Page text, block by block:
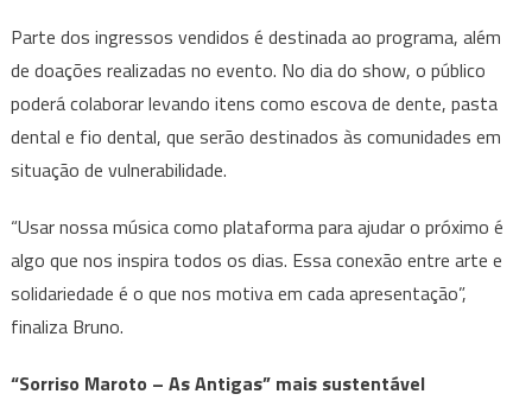
Parte dos ingressos vendidos é destinada ao programa, além
de doações realizadas no evento. No dia do show, o público
poderá colaborar levando itens como escova de dente, pasta
dental e fio dental, que serão destinados às comunidades em
situação de vulnerabilidade.
“Usar nossa música como plataforma para ajudar o próximo é
algo que nos inspira todos os dias. Essa conexão entre arte e
solidariedade é o que nos motiva em cada apresentação”,
finaliza Bruno.
“Sorriso Maroto – As Antigas” mais sustentável